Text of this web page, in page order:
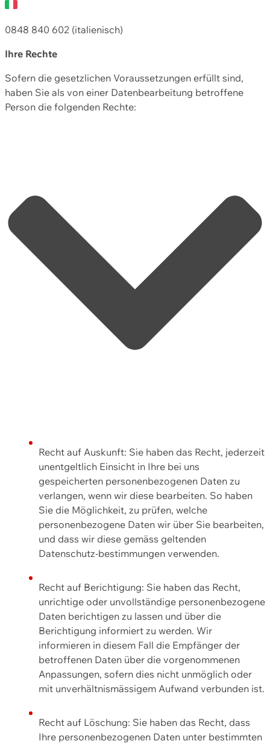
0848 840 602 (italienisch)
Ihre Rechte
Sofern die gesetzlichen Voraussetzungen erfüllt sind,
haben Sie als von einer Datenbearbeitung betroffene
Person die folgenden Rechte:
Recht auf Auskunft: Sie haben das Recht, jederzeit
unentgeltlich Einsicht in Ihre bei uns
gespeicherten personenbezogenen Daten zu
verlangen, wenn wir diese bearbeiten. So haben
Sie die Möglichkeit, zu prüfen, welche
personenbezogene Daten wir über Sie bearbeiten,
und dass wir diese gemäss geltenden
Datenschutz-bestimmungen verwenden.
Recht auf Berichtigung: Sie haben das Recht,
unrichtige oder unvollständige personenbezogene
Daten berichtigen zu lassen und über die
Berichtigung informiert zu werden. Wir
informieren in diesem Fall die Empfänger der
betroffenen Daten über die vorgenommenen
Anpassungen, sofern dies nicht unmöglich oder
mit unverhältnismässigem Aufwand verbunden ist.
Recht auf Löschung: Sie haben das Recht, dass
Ihre personenbezogenen Daten unter bestimmten